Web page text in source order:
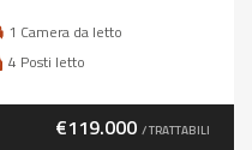
1 Camera da letto
4 Posti letto
€119.000 / TRATTABILI